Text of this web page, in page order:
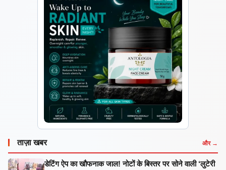
ताज़ा खबर और →
डेटिंग ऐप का खौफनाक जाल! नोटों के बिस्तर पर सोने वाली ‘लुटेरी